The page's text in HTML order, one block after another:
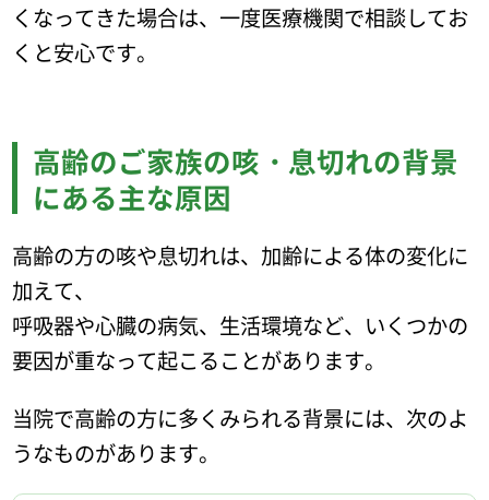
くなってきた場合は、一度医療機関で相談してお
くと安心です。
高齢のご家族の咳・息切れの背景
にある主な原因
高齢の方の咳や息切れは、加齢による体の変化に
加えて、
呼吸器や心臓の病気、生活環境など、いくつかの
要因が重なって起こることがあります。
当院で高齢の方に多くみられる背景には、次のよ
うなものがあります。